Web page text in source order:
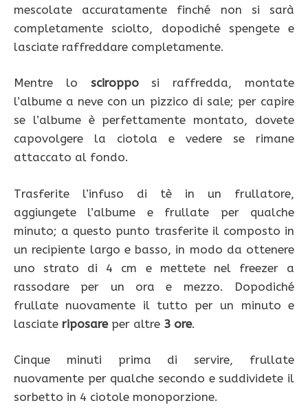
mescolate accuratamente finché non si sarà
completamente sciolto, dopodiché spengete e
lasciate raffreddare completamente.
Mentre lo sciropposi raffredda, montate
l’albume a neve con un pizzico di sale; per capire
se l’albume è perfettamente montato, dovete
capovolgere la ciotola e vedere se rimane
attaccato al fondo.
Trasferite l’infuso di tè in un frullatore,
aggiungete l’albume e frullate per qualche
minuto; a questo punto trasferite il composto in
un recipiente largo e basso, in modo da ottenere
uno strato di 4 cm e mettete nel freezer a
rassodare per un ora e mezzo. Dopodiché
frullate nuovamente il tutto per un minuto e
lasciate riposareper altre 3 ore.
Cinque minuti prima di servire, frullate
nuovamente per qualche secondo e suddividete il
sorbetto in 4 ciotole monoporzione.